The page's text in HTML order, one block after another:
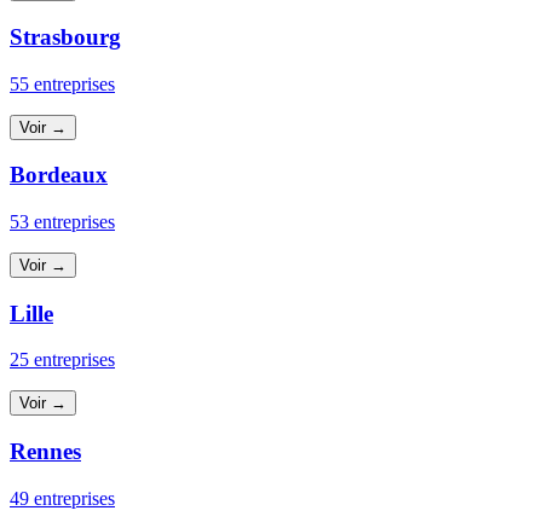
Strasbourg
55 entreprises
Voir →
Bordeaux
53 entreprises
Voir →
Lille
25 entreprises
Voir →
Rennes
49 entreprises